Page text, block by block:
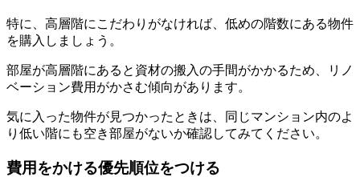
特に、高層階にこだわりがなければ、低めの階数にある物件
を購入しましょう。
部屋が高層階にあると資材の搬入の手間がかかるため、リノ
ベーション費用がかさむ傾向があります。
気に入った物件が見つかったときは、同じマンション内のよ
り低い階にも空き部屋がないか確認してみてください。
費用をかける優先順位をつける